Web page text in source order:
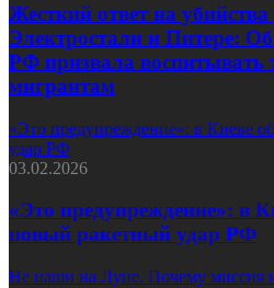
Жесткий ответ на убийства
Электростали и Питере:
РФ призвала воспитывать
мигрантам
«Это предупреждение»: в Киеве
удар РФ
03.02.2026
«Это предупреждение»: в
новый ракетный удар РФ
Не наши на Луне. Почему миссия